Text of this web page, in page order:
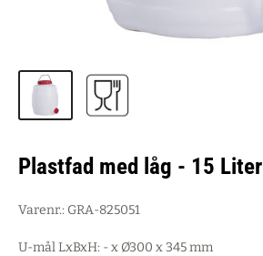
Plastfad med låg - 15 Liter
Varenr.: GRA-825051
U-mål LxBxH: - x Ø300 x 345 mm